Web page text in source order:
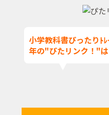
小学教科書ぴったりﾄ
年の"ぴたリンク！"は